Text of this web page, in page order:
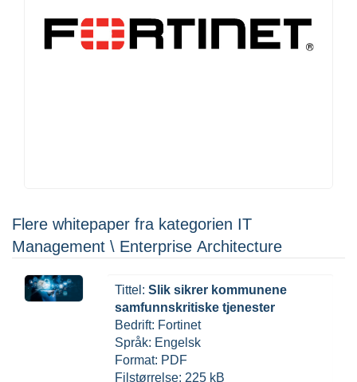
Flere whitepaper fra kategorien IT
Management \ Enterprise Architecture
Tittel: Slik sikrer kommunene
samfunnskritiske tjenester
Bedrift: Fortinet
Språk: Engelsk
Format: PDF
Filstørrelse: 225 kB